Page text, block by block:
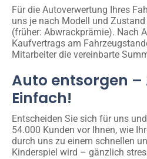
Für die Autoverwertung Ihres
uns je nach Modell und
(früher: Abwrackprämie). Nach
Kaufvertrags am
Mitarbeiter die vereinbarte
Auto entsorgen –
Einfach!
Entscheiden Sie sich für uns
54.000 Kunden vor Ihnen, wie
durch uns zu einem schnellen
Kinderspiel wird – gänzlich